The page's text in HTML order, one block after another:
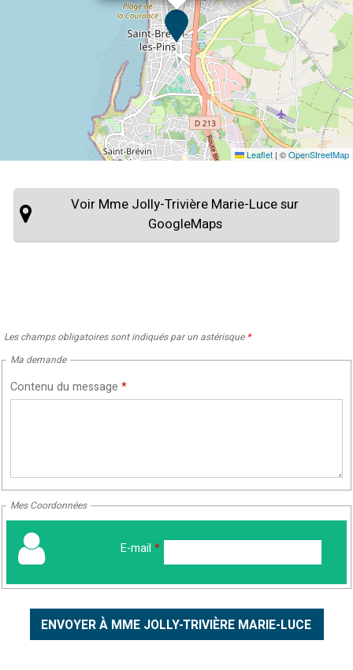
Leaflet | ©OpenStreetMap
Voir Mme Jolly-Trivière Marie-Luce sur
GoogleMaps
Les champs obligatoires sont indiqués par un astérisque *
Ma demande
Contenu du message *
Mes Coordonnées
E-mail *